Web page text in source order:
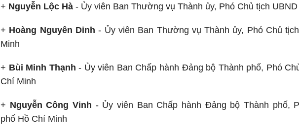
+ Nguyễn Lộc Hà - Ủy viên Ban Thường vụ Thành ủy, Phó Chủ tịch
+ Hoàng Nguyên Dinh - Ủy viên Ban Thường vụ Thành ủy, Phó Chủ
Minh
+ Bùi Minh Thạnh - Ủy viên Ban Chấp hành Đảng bộ Thành phố, Phó
Chí Minh
+ Nguyễn Công Vinh - Ủy viên Ban Chấp hành Đảng bộ Thành phố,
phố Hồ Chí Minh